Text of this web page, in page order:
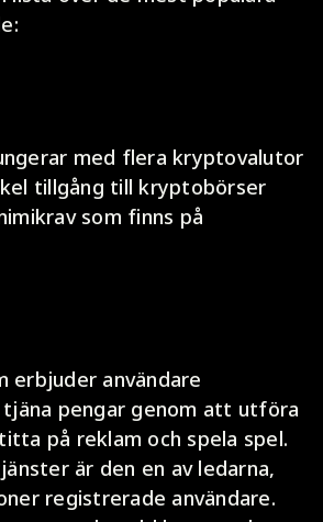
med flera kryptovalutor
tillgång till kryptobörser
som finns på
erbjuder användare
pengar genom att utföra
på reklam och spela spel.
är den en av ledarna,
registrerade användare.